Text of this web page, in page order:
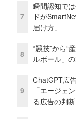
7
瞬間認知で
ドが
届け方」
8
“競技”から“
ルボール」
9
ChatGPT広
「エージェ
る広告の判断